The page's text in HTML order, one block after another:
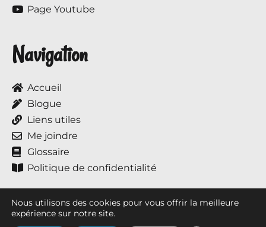
Page Youtube
Navigation
Accueil
Blogue
Liens utiles
Me joindre
Glossaire
Politique de confidentialité
Nous utilisons des cookies pour vous offrir la meilleure
expérience sur notre site.